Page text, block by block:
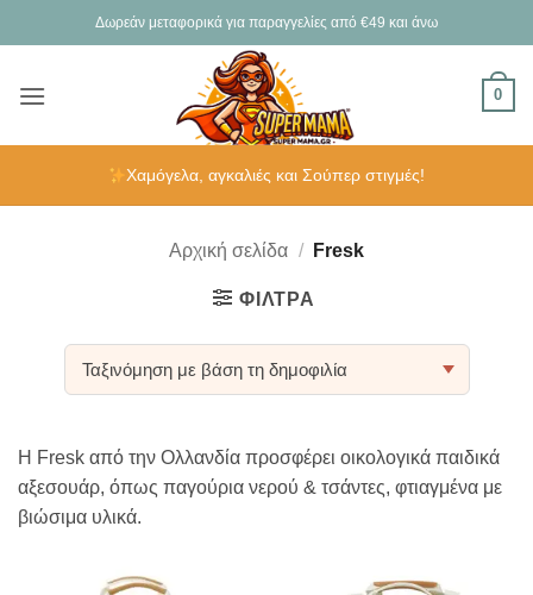
στο
Δωρεάν μεταφορικά για παραγγελίες από €49 και άνω
0
Χαμόγελα, αγκαλιές και Σούπερ στιγμές!
Αρχική σελίδα / Fresk
ΦΊΛΤΡΑ
Η Fresk από την Ολλανδία προσφέρει οικολογικά παιδικά
αξεσουάρ, όπως παγούρια νερού & τσάντες, φτιαγμένα με
βιώσιμα υλικά.